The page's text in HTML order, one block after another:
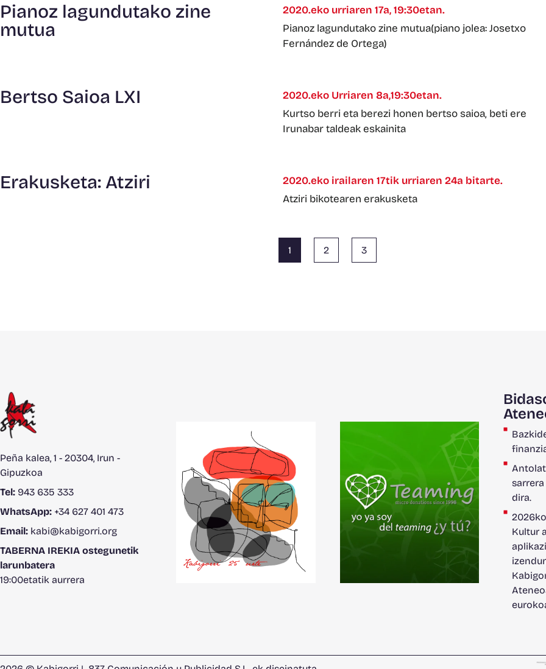
Pianoz lagundutako zine
mutua
2020.eko urriaren 17a, 19:30etan.
Pianoz lagundutako zine mutua(piano jolea: Josetxo
Fernández de Ortega)
Bertso Saioa LXI
2020.eko Urriaren 8a,19:30etan.
Kurtso berri eta berezi honen bertso saioa, beti ere
Irunabar taldeak eskainita
Erakusketa: Atziri
2020.eko irailaren 17tik urriaren 24a bitarte.
Atziri bikotearen erakusketa
1 2 3
Peña kalea, 1 - 20304, Irun -
Gipuzkoa
Tel: 943 635 333
WhatsApp: +34 627 401 473
Email: kabi@kabigorri.org
TABERNA IREKIA ostegunetik
larunbatera
19:00etatik aurrera
dira.
Kultur